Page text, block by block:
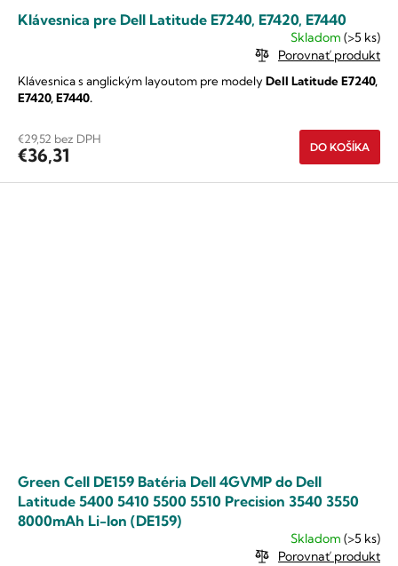
Klávesnica pre Dell Latitude E7240, E7420, E7440
Skladom (>5 ks)
Porovnať produkt
€29,52 bez DPH
€36,31 DO KOŠÍKA
Klávesnica s anglickým layoutom pre modelyDell Latitude E7240,
E7420, E7440.
Green Cell DE159 Batéria Dell 4GVMP do Dell
Latitude 5400 5410 5500 5510 Precision 3540 3550
8000mAh Li-Ion (DE159)
Skladom (>5 ks)
Porovnať produkt